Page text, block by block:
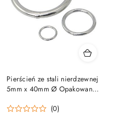
Pierścień ze stali nierdzewnej
5mm x 40mm Ø Opakowanie
(0)